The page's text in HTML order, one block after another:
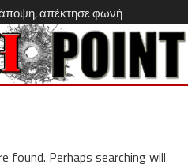
άποψη, απέκτησε φωνή
Skip
found. Perhaps searching will